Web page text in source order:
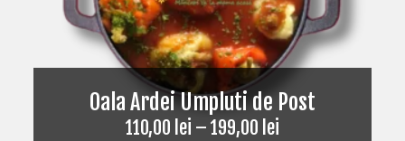
Oala Ardei Umpluti de Post
110,00 lei – 199,00 lei